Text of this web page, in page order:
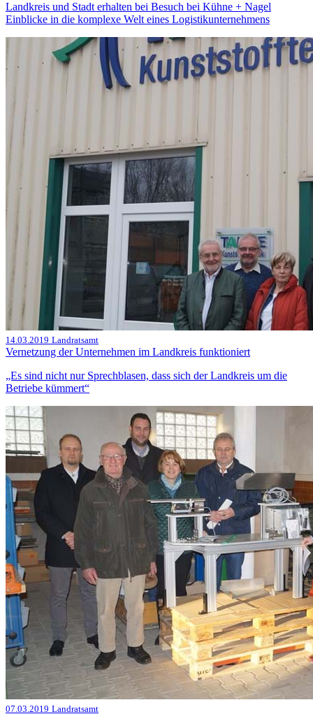
Landkreis und Stadt erhalten bei Besuch bei Kühne + Nagel
Einblicke in die komplexe Welt eines Logistikunternehmens
14.03.2019 Landratsamt
Vernetzung der Unternehmen im Landkreis funktioniert
„Es sind nicht nur Sprechblasen, dass sich der Landkreis um die
Betriebe kümmert“
07.03.2019 Landratsamt